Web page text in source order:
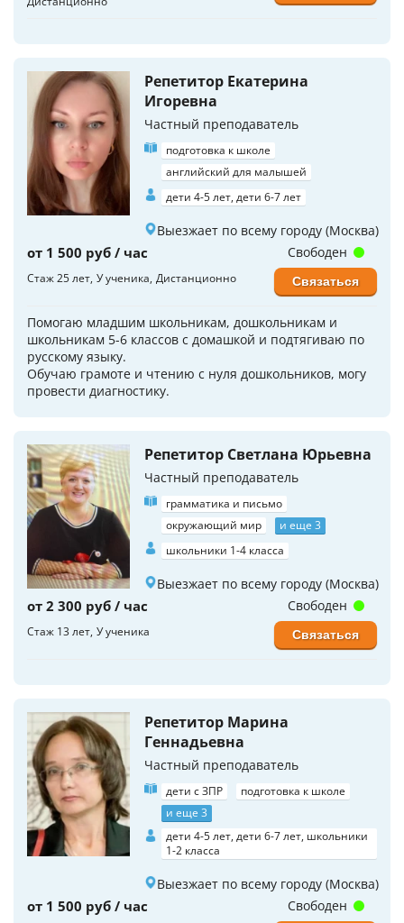
Репетитор Екатерина
Игоревна
Частный преподаватель
подготовка к школе
английский для малышей
дети 4-5 лет, дети 6-7 лет
Выезжает по всему городу (Москва)
от 1 500 руб / час
Стаж 25 лет У ученика Дистанционно
Помогаю младшим школьникам, дошкольникам и
школьникам 5-6 классов с домашкой и подтягиваю по
русскому языку.
Обучаю грамоте и чтению с нуля дошкольников, могу
провести диагностику.
Свободен
Связаться
Репетитор Светлана Юрьевна
Частный преподаватель
грамматика и письмо
окружающий мир
и еще 3
школьники 1-4 класса
Выезжает по всему городу (Москва)
от 2 300 руб / час
Стаж 13 лет У ученика
Свободен
Связаться
Репетитор Марина
Геннадьевна
Частный преподаватель
дети с ЗПР
подготовка к школе
и еще 3
дети 4-5 лет, дети 6-7 лет, школьники
1-2 класса
Выезжает по всему городу (Москва)
от 1 500 руб / час Свободен